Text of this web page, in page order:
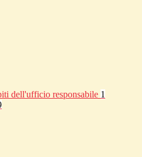
dell'ufficio responsabile 1